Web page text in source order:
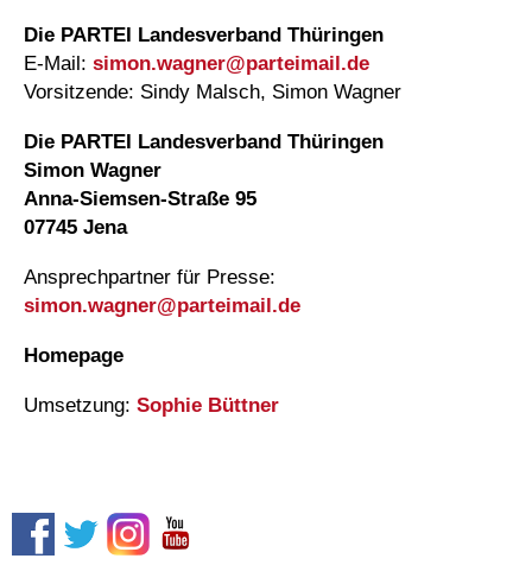
Die PARTEI Landesverband Thüringen
E-Mail: simon.wagner@parteimail.de
Vorsitzende: Sindy Malsch, Simon Wagner
Die PARTEI Landesverband Thüringen
Simon Wagner
Anna-Siemsen-Straße 95
07745 Jena
Ansprechpartner für Presse:
simon.wagner@parteimail.de
Homepage
Umsetzung: Sophie Büttner